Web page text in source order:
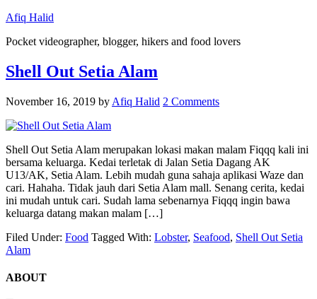
Afiq Halid
Pocket videographer, blogger, hikers and food lovers
Shell Out Setia Alam
November 16, 2019 by Afiq Halid 2 Comments
Shell Out Setia Alam merupakan lokasi makan malam Fiqqq kali ini
bersama keluarga. Kedai terletak di Jalan Setia Dagang AK
U13/AK, Setia Alam. Lebih mudah guna sahaja aplikasi Waze dan
cari. Hahaha. Tidak jauh dari Setia Alam mall. Senang cerita, kedai
ini mudah untuk cari. Sudah lama sebenarnya Fiqqq ingin bawa
keluarga datang makan malam […]
Filed Under: Food Tagged With: Lobster, Seafood, Shell Out Setia
Alam
ABOUT